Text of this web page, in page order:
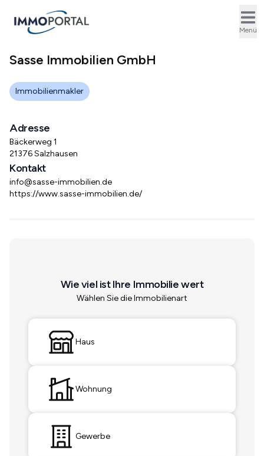
Menü
Sasse Immobilien GmbH
Immobilienmakler
Adresse
Bäckerweg 1
21376 Salzhausen
Kontakt
info@sasse-immobilien.de
https://www.sasse-immobilien.de/
Wie viel ist Ihre Immobilie wert
Wählen Sie die Immobilienart
Haus
Wohnung
Gewerbe